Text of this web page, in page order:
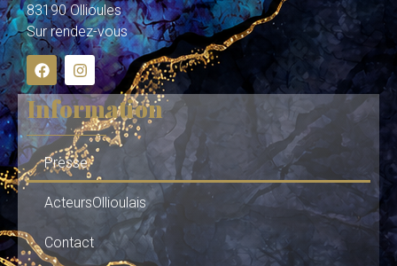
83190 Ollioules
Sur rendez-vous
Information
Presse
ActeursOllioulais
Contact